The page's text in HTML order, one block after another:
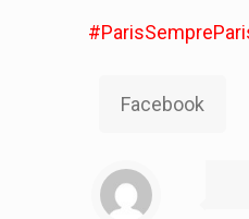
Facebook